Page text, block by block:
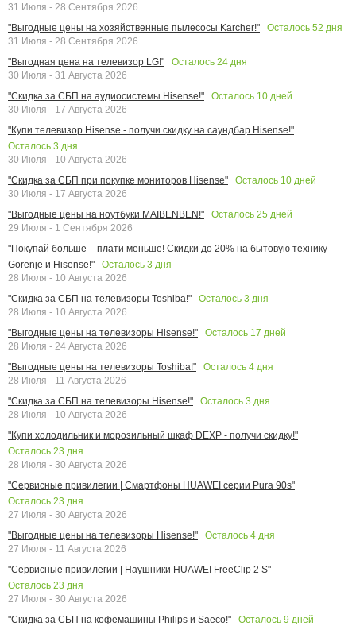
31 Июля - 28 Сентября 2026
"Выгодные цены на хозяйственные пылесосы Karcher!"
Осталось 52 дня
31 Июля - 28 Сентября 2026
"Выгодная цена на телевизор LG!"
Осталось 24 дня
30 Июля - 31 Августа 2026
"Скидка за СБП на аудиосистемы Hisense!"
Осталось 10 дней
30 Июля - 17 Августа 2026
"Купи телевизор Hisense - получи скидку на саундбар Hisense!"
Осталось 3 дня
30 Июля - 10 Августа 2026
"Скидка за СБП при покупке мониторов Hisense"
Осталось 10 дней
30 Июля - 17 Августа 2026
"Выгодные цены на ноутбуки MAIBENBEN!"
Осталось 25 дней
29 Июля - 1 Сентября 2026
"Покупай больше – плати меньше! Скидки до 20% на бытовую технику
Gorenje и Hisense!"
Осталось 3 дня
28 Июля - 10 Августа 2026
"Скидка за СБП на телевизоры Toshiba!"
Осталось 3 дня
28 Июля - 10 Августа 2026
"Выгодные цены на телевизоры Hisense!"
Осталось 17 дней
28 Июля - 24 Августа 2026
"Выгодные цены на телевизоры Toshiba!"
Осталось 4 дня
28 Июля - 11 Августа 2026
"Скидка за СБП на телевизоры Hisense!"
Осталось 3 дня
28 Июля - 10 Августа 2026
"Купи холодильник и морозильный шкаф DEXP - получи скидку!"
Осталось 23 дня
28 Июля - 30 Августа 2026
"Сервисные привилегии | Смартфоны HUAWEI серии Pura 90s"
Осталось 23 дня
27 Июля - 30 Августа 2026
"Выгодные цены на телевизоры Hisense!"
Осталось 4 дня
27 Июля - 11 Августа 2026
"Сервисные привилегии | Наушники HUAWEI FreeClip 2 S"
Осталось 23 дня
27 Июля - 30 Августа 2026
"Скидка за СБП на кофемашины Philips и Saeco!"
Осталось 9 дней